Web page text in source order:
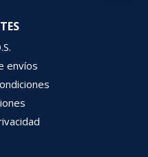
envíos